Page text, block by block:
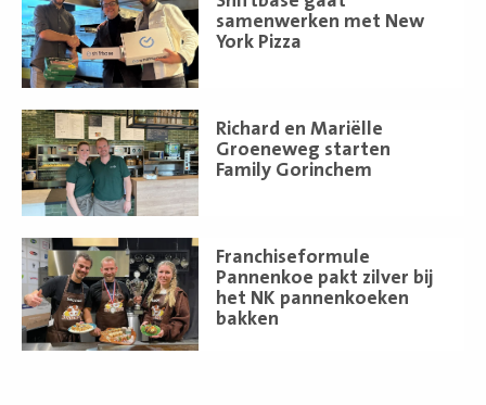
samenwerken met New
York Pizza
meer
Richard en Mariëlle
Groeneweg starten
Family Gorinchem
Lees
meer
Franchiseformule
Pannenkoe pakt zilver bij
het NK pannenkoeken
bakken
Lees
meer